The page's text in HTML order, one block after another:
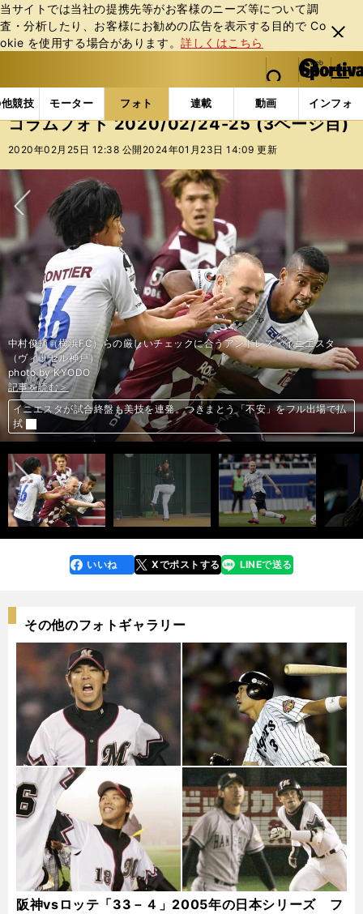
当サイトでは当社の提携先等がお客様のニーズ等について調
査・分析したり、お客様にお勧めの広告を表⽰する⽬的で Co
okie を使⽤する場合があります。詳しくはこちら
閉じ
る
web Sportiva (webスポルティーバ)
検索
マイペ
ー
ジ
メニュ
競技 モーター フォト 連載 動画 インフォ
b
ス
ポ
ル
ィ
ー
バ
フォトギャラリー コラムフォト コラムフォト
コラムフォト 2020/02/24-25 (3ページ目)
2020年02月25日 12:38 公開 2024年01月23日 14:09 更新
次へ
記事を読む＞
マンＣが凄腕弁護士50人を雇って反撃か。UEFAとの争いの行方は？
記事を読む＞
元NPB選手が多数所属で話題。琉球ブルーオーシャンズが描く未来
中村俊輔（横浜FC）らの厳しいチェックに合うアンドレス・イニエスタ
（ヴィッセル神戸）
photo by KYODO
記事を読む＞
イニエスタが試合終盤も美技を連発。つきまとう「不安」をフル出場で払
拭
記事を読む＞
日本ハムのオールド育成選手は野球漬けで「幸せ」だけど「嫌になる」
記事を読む＞
イニエスタが描く「戦いにくいチーム」。J1優勝へ神戸に何が必要か
前へ
faceboo
k
いいね Xでポストする
line LINEで送る
その他のフォトギャラリー
阪神vsロッテ「33－４」2005年の日本シリーズ フ